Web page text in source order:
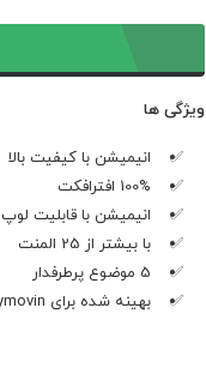
ویژگی ها
انیمیشن با کیفیت بالا
100% افترافکت
انیمیشن با قابلیت لوپ
با بیشتر از 25 المنت
5 موضوع پرطرفدار
بهینه شده برای Bodymovin